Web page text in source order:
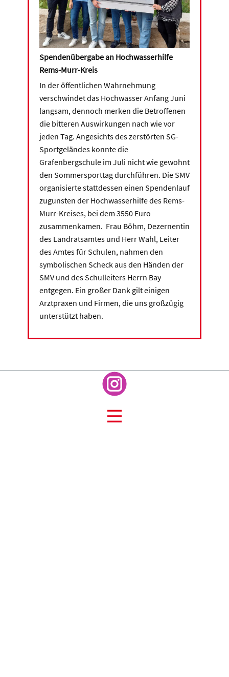
Spendenübergabe an Hochwasserhilfe
Rems-Murr-Kreis
In der öffentlichen Wahrnehmung
verschwindet das Hochwasser Anfang Juni
langsam, dennoch merken die Betroffenen
die bitteren Auswirkungen nach wie vor
jeden Tag. Angesichts des zerstörten SG-
Sportgeländes konnte die
Grafenbergschule im Juli nicht wie gewohnt
den Sommersporttag durchführen. Die SMV
organisierte stattdessen einen Spendenlauf
zugunsten der Hochwasserhilfe des Rems-
Murr-Kreises, bei dem 3550 Euro
zusammenkamen. Frau Böhm, Dezernentin
des Landratsamtes und Herr Wahl, Leiter
des Amtes für Schulen, nahmen den
symbolischen Scheck aus den Händen der
SMV und des Schulleiters Herrn Bay
entgegen. Ein großer Dank gilt einigen
Arztpraxen und Firmen, die uns großzügig
unterstützt haben.